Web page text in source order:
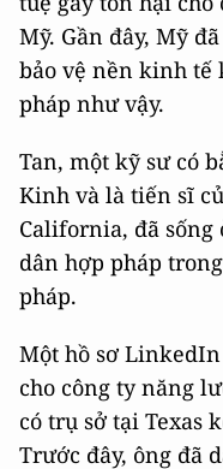
Mỹ. Gần đây, Mỹ
bảo vệ nền kinh tế
pháp như vậy.
Tan, một kỹ sư có
Kinh và là tiến sĩ
California, đã sống
dân hợp pháp
pháp.
Một hồ sơ
cho công ty năng
có trụ sở tại Texas
Trước đây, ông đã